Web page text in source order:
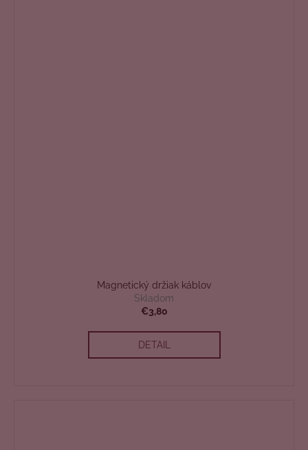
Magnetický držiak káblov
Skladom
€3,80
DETAIL